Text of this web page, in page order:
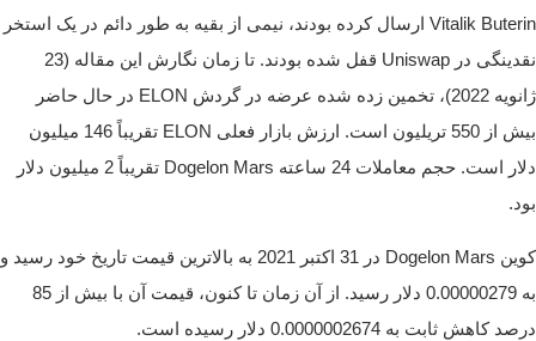
Vitalik Buterin ارسال کرده بودند، نیمی از بقیه به طور دائم در یک استخر
نقدینگی در Uniswap قفل شده بودند.
تا زمان نگارش این مقاله (23
ژانویه 2022)، تخمین زده شده عرضه در گردش ELON در حال حاضر
بیش از 550 تریلیون است. ارزش بازار فعلی ELON تقریباً 146 میلیون
دلار است. حجم معاملات 24 ساعته Dogelon Mars تقریباً 2 میلیون دلار
بود.
کوین Dogelon Mars در 31 اکتبر 2021 به بالاترین قیمت تاریخ خود رسید و
به 0.00000279 دلار رسید. از آن زمان تا کنون، قیمت آن با بیش از 85
درصد کاهش ثابت به 0.0000002674 دلار رسیده است.